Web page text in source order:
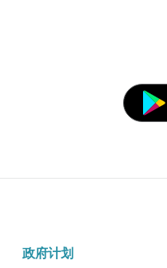
政府计划